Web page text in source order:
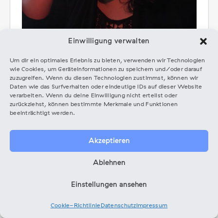
Einwilligung verwalten
Um dir ein optimales Erlebnis zu bieten, verwenden wir Technologien
wie Cookies, um Geräteinformationen zu speichern und/oder darauf
zuzugreifen. Wenn du diesen Technologien zustimmst, können wir
Daten wie das Surfverhalten oder eindeutige IDs auf dieser Website
verarbeiten. Wenn du deine Einwilligung nicht erteilst oder
zurückziehst, können bestimmte Merkmale und Funktionen
beeinträchtigt werden.
Akzeptieren
Ablehnen
Einstellungen ansehen
Cookie-Richtlinie Datenschutz Impressum
Webseite
Expert*innen Website
Melissa Perales ist eine mexikanisch-amerikanische
Kuratorin und Promoterin aus Chicago, die die
unabhängige Musikszene in Berlin seit den 1990er-
Live-Musikreihe, Mitgründerin von Music Pool
kuratiert sie Projekte wie dasDurchlüften Festival
Künstler*innen, Spielstätten und Communities zu
Inklusion, Basis-Förderung und marginalisierte